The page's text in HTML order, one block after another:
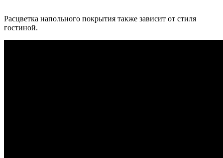
Расцветка напольного покрытия также зависит от стиля
гостиной.